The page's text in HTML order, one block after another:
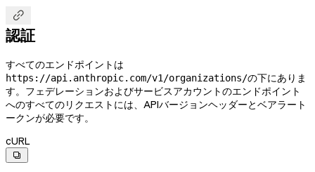

認証
すべてのエンドポイントは
https://api.anthropic.com/v1/organizations/の下にありま
す。フェデレーションおよびサービスアカウントのエンドポイント
へのすべてのリクエストには、APIバージョンヘッダーとベアラート
ークンが必要です。
cURL
